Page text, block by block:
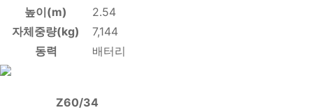
높이(m)
2.54
자체중량(kg)
7,144
동력
배터리
Z60/34